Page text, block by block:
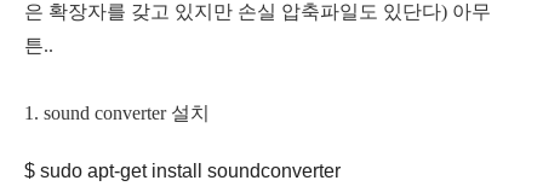
은 확장자를 갖고 있지만 손실 압축파일도 있단다) 아무
튼..
1. sound converter 설치
$ sudo apt-get install soundconverter